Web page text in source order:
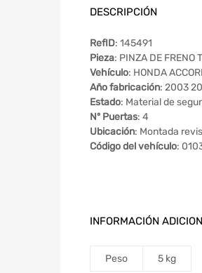
DESCRIPCIÓN
RefID: 145491
Pieza: PINZA DE FRENO
Vehículo: HONDA
Año fabricación: 2003
Estado: Material de
Nº Puertas: 4
Ubicación: Montada
Código del vehículo:
INFORMACIÓN
Peso 5 kg